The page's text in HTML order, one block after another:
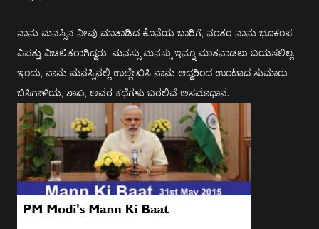
ನಾನು ಮನಸ್ಸಿನ ನೀವು ಮಾತಾಡಿದ ಕೊನೆಯ ಬಾರಿಗೆ, ನಂತರ ನಾನು ಭೂಕಂಪ
ವಿಪತ್ತು ವಿಚಲಿತರಾಗಿದ್ದರು. ಮನಸ್ಸು ಮನಸ್ಸು ಇನ್ನೂ ಮಾತನಾಡಲು ಬಯಸಲಿಲ್ಲ.
ಇಂದು, ನಾನು ಮನಸ್ಸಿನಲ್ಲಿ ಉಲ್ಲೇಖಿಸಿ ನಾನು ಆದ್ದರಿಂದ ಉಂಟಾದ ಸುಮಾರು
ಬಿಸಿಗಾಳಿಯ, ಶಾಖ, ಅವರ ಕಥೆಗಳು ಬರಲಿವೆ ಅಸಮಾಧಾನ.